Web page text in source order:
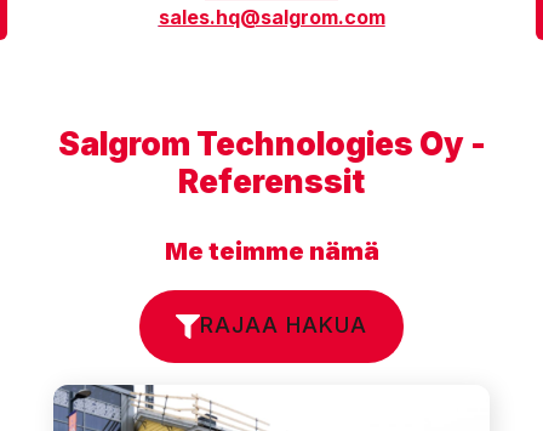
sales.hq@salgrom.com
Salgrom Technologies Oy -
Referenssit
Me teimme nämä
RAJAA HAKUA